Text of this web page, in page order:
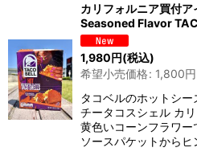
カリフォルニア買付
Seasoned Flavor
1,980円(税込)
希望小売価格: 1,800円
タコベルのホットシ
チータコスシェル カ
黄色いコーンフラワー
ソースパケットから